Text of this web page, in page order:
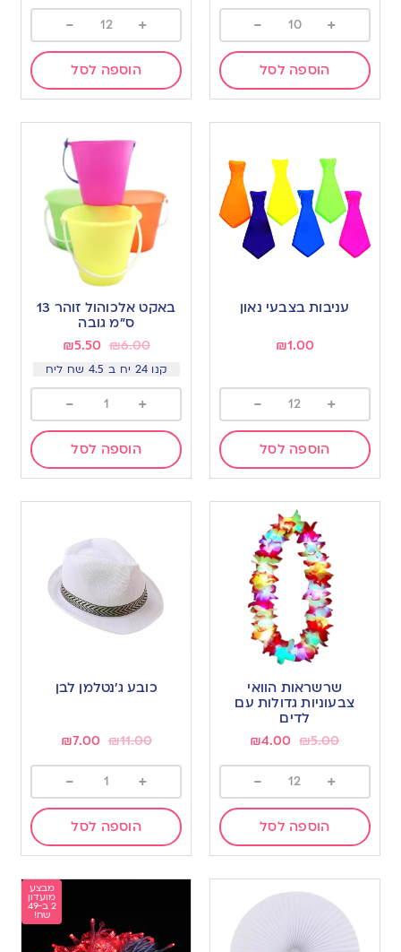
+
-
הוספה לסל
+
-
הוספה לסל
עניבות בצבעי נאון
₪1.00
+
-
הוספה לסל
באקט אלכוהול זוהר 13
ס”מ גובה
₪6.00
₪5.50
קנו 24 יח ב 4.5 שח ליח
+
-
הוספה לסל
שרשראות הוואי
צבעוניות גדולות עם
לדים
₪5.00
₪4.00
+
-
הוספה לסל
כובע ג’נטלמן לבן
₪11.00
₪7.00
+
-
הוספה לסל
מבצע
מועדון
2 ב-49
שח!